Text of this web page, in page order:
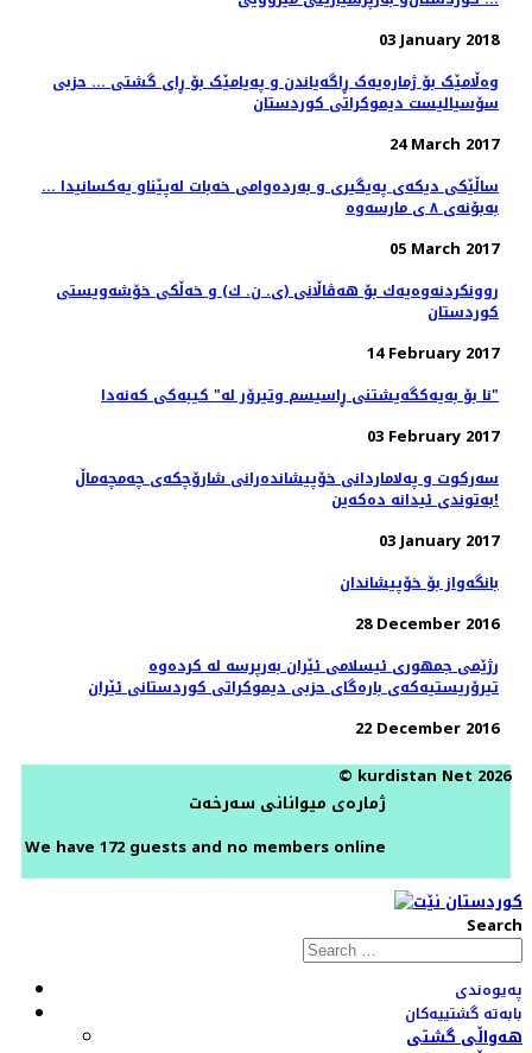
03 January 2018
وەڵامێک بۆ ژمارەیەک ڕاگەیاندن و پەیامێک بۆ ڕای گشتی ... حزبى
سۆسیالیست دیموكراتى كوردستان
24 March 2017
ساڵێکی دیکەی پەیگیری و بەردەوامی خەبات لەپێناو یەکسانیدا ...
بەبۆنەی ٨ ی مارسەوە
05 March 2017
روونكردنه‌وه‌یه‌ك بۆ هه‌ڤاڵانی (ی. ن. ك) و خه‌ڵكی خۆشه‌ویستی
كوردستان
14 February 2017
نا بۆ بەیەکگەیشتنی ڕاسیسم وتیرۆر لە" کیبەکی کەنەدا"
03 February 2017
سەرکوت و پەلاماردانی خۆپیشاندەرانی شارۆچکەی چەمچەماڵ
بەتوندی ئیدانە دەکەین!
03 January 2017
بانگەواز بۆ خۆپیشاندان
28 December 2016
رژێمی جمهوری ئیسلامی ئێران بەرپرسە لە کردەوە
تیرۆریستیەکەی بارەگای حزبی دیموکراتی کوردستانی ئێران
22 December 2016
© kurdistan Net 2026
ژمارەی میوانانی سەرخەت
We have 172 guests and no members online
Search
پەیوەندی
بابەتە گشتییەکان
هەواڵی گشتی